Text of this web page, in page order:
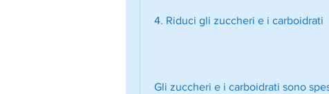
4. Riduci gli zuccheri e i carboidrati
Gli zuccheri e i carboidrati sono